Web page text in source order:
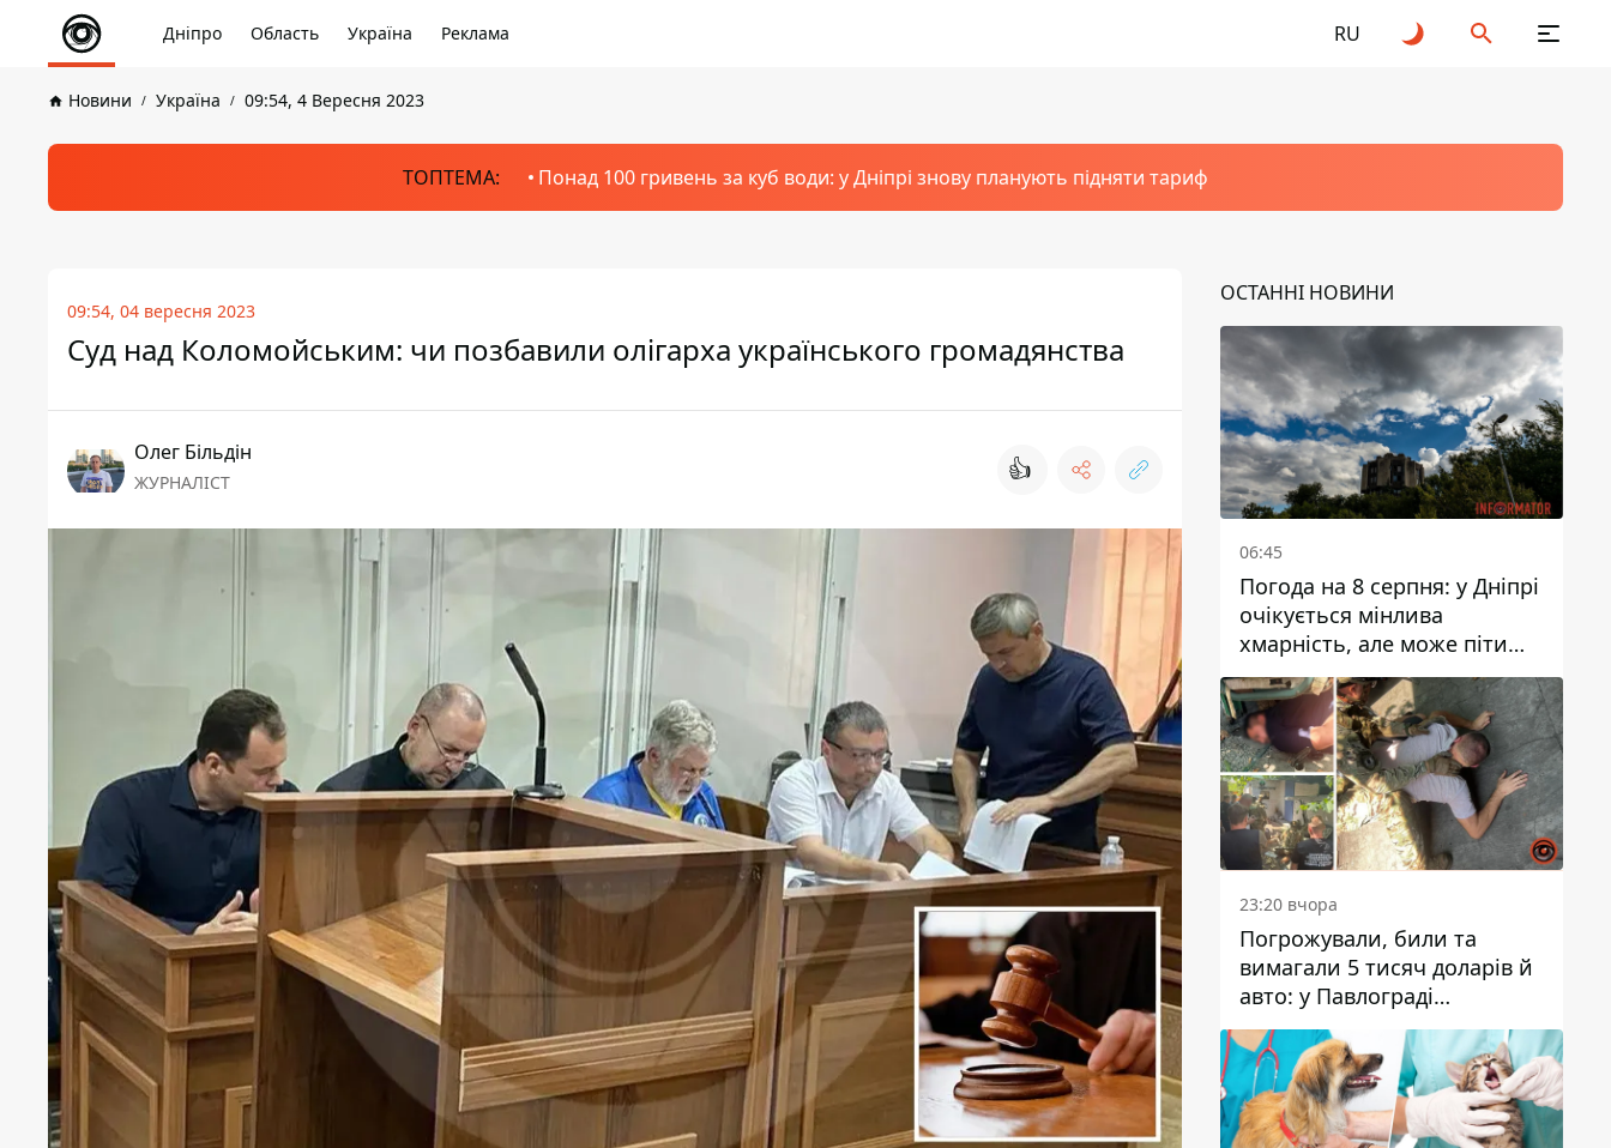
Дніпро Область Україна Реклама RU
Новини Україна 09:54, 4 Вересня 2023
ТОПТЕМА: Понад 100 гривень за куб води: у Дніпрі знову планують підняти тариф
09:54, 04 вересня 2023
Суд над Коломойським: чи позбавили олігарха українського громадянства
Олег Більдін
ЖУРНАЛІСТ 👍
ОСТАННІ НОВИНИ
06:45
Погода на 8 серпня: у Дніпрі
очікується мінлива
хмарність, але може піти
дощ
23:20 вчора
Погрожували, били та
вимагали 5 тисяч доларів й
авто: у Павлограді
затримали двох чоловіків